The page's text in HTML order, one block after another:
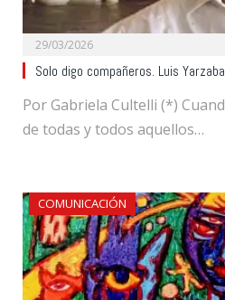
29/03/2026
Solo digo compañeros. Luis
Por Gabriela Cultelli (*)
de todas y todos aquellos…
COMUNICACIÓN